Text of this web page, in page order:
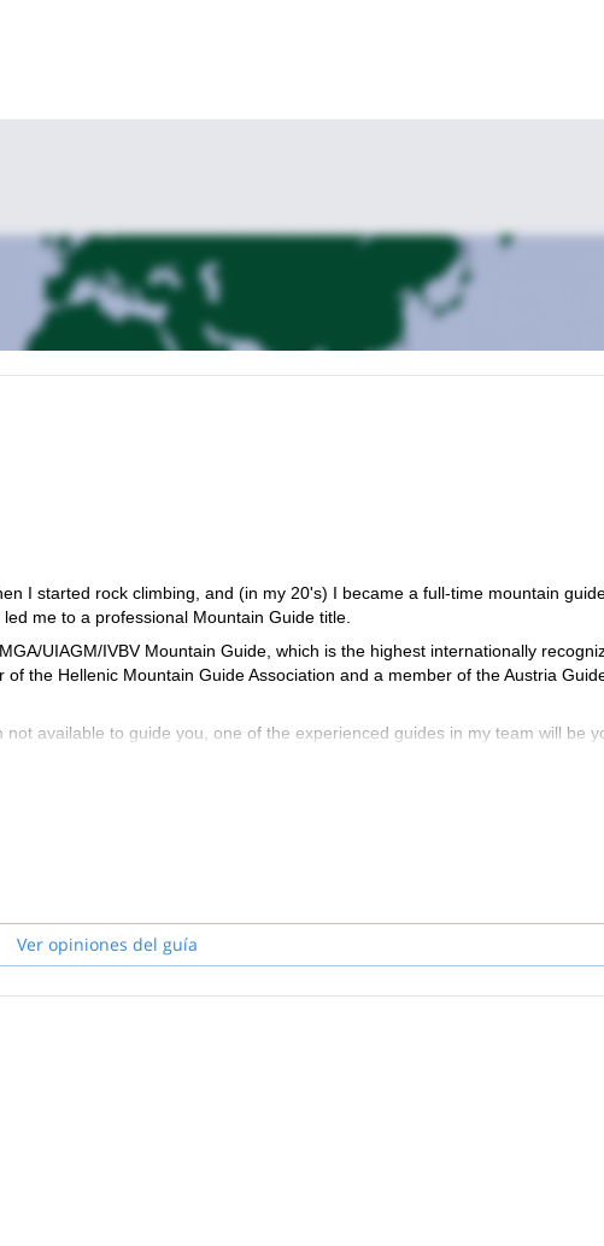
I started rock climbing, and (in my 20's) I became a full-time mountain
me to a professional Mountain Guide title.
UIAGM/IVBV Mountain Guide, which is the highest internationally
the Hellenic Mountain Guide Association and a member of the Austria
available to guide you, one of the experienced guides in my team will be
and a skipper, also organizing climbing and sailing trips in the Aegean
or sailing and climbing on the Greek islands.
pictures along the way.
Ver opiniones del guía